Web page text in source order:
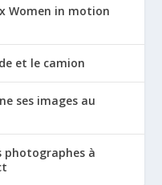
Women in motion
et le camion
ses images au
photographes à